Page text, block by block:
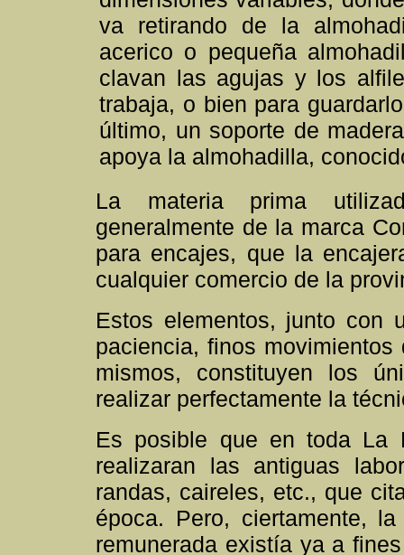
va retirando de la
acerico o pequeña
clavan las agujas y los
trabaja, o bien para
último, un soporte de
apoya la almohadilla,
La materia prima
generalmente de la marca
para encajes, que la
cualquier comercio de la
Estos elementos, junto con
paciencia, finos
mismos, constituyen los
realizar perfectamente la
Es posible que en toda La
realizaran las antiguas
randas, caireles, etc., que
época. Pero, ciertamente,
remunerada existía ya a